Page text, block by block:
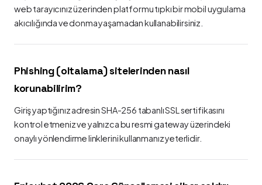
web tarayıcınız üzerinden platformu tıpkı bir mobil uygulama
akıcılığında ve donma yaşamadan kullanabilirsiniz.
Phishing (oltalama) sitelerinden nasıl
korunabilirim?
Giriş yaptığınız adresin SHA-256 tabanlı SSL sertifikasını
kontrol etmeniz ve yalnızca bu resmi gateway üzerindeki
onaylı yönlendirme linklerini kullanmanız yeterlidir.